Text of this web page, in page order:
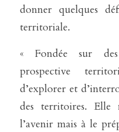
donner quelques
territoriale.
« Fondée sur
prospective
d’explorer et
des territoires. Elle
l’avenir mais à le